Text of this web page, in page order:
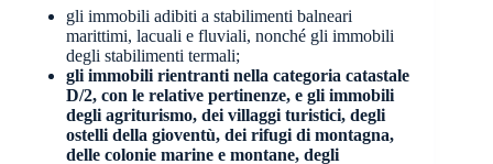
gli immobili adibiti a stabilimenti balneari
marittimi, lacuali e fluviali, nonché gli immobili
degli stabilimenti termali;
gli immobili rientranti nella categoria catastale
D/2, con le relative pertinenze, e gli immobili
degli agriturismo, dei villaggi turistici, degli
ostelli della gioventù, dei rifugi di montagna,
delle colonie marine e montane, degli